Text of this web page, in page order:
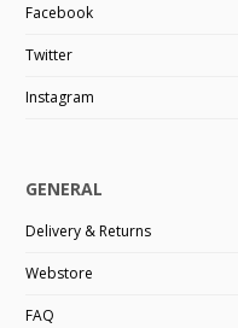
Facebook
Twitter
Instagram
GENERAL
Delivery & Returns
Webstore
FAQ